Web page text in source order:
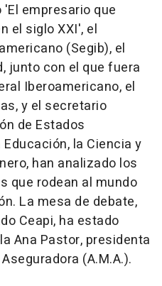
empresario que
el siglo XXI', el
(Segib), el
junto con el que fuera
Iberoamericano, el
y el secretario
de Estados
la Ciencia y
han analizado los
que rodean al mundo
La mesa de debate,
Ceapi, ha estado
Ana Pastor, presidenta
(A.M.A.).